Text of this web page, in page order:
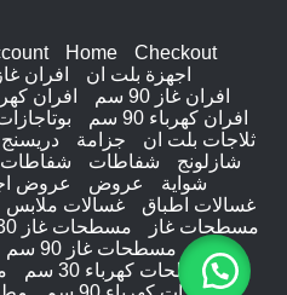
Checkout
Home
اجهزة بلت ان
افران غاز
افران غاز 90 سم
افران
افران كهرباء 90 سم
ثلاجات بلت ان
جزامة
شازلونج
شفاطات شفاطات 60 سم
شواية
عروض عروض
غسالات اطباق
غسالات ملابس
مسطحات غاز
مسطحات غاز 30 سم
مسطحات غاز 90 سم
مسطحات كهرباء 30 سم